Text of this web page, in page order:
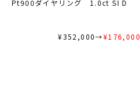
Pt900ダイヤリング 1.0ct SI D
¥352,000→¥176,000